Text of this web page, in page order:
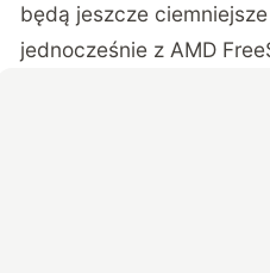
będą jeszcze
jednocześnie z AMD